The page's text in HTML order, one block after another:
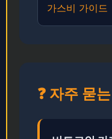
가스비 가이드
❓ 자주 묻